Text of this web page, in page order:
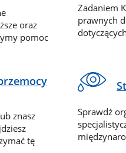
oraz
pomoc
Zadaniem
prawnych
znasz
tę
Sprawdź